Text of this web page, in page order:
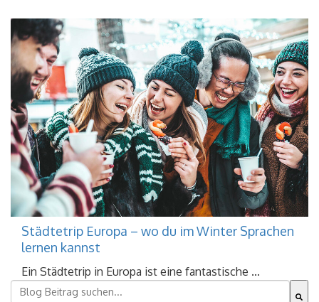
Städtetrip Europa – wo du im Winter Sprachen
lernen kannst
Ein Städtetrip in Europa ist eine fantastische ...
Dies ist ein Suchfeld mit einer automatischen